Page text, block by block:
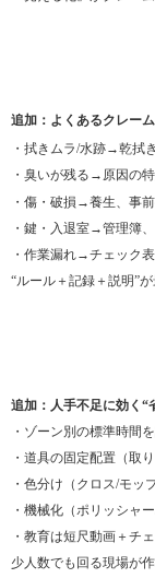
追加：よくあるクレー
・拭きムラ/水跡→乾拭
・臭いが残る→原因の
・傷・破損→養生、事
・鍵・入退室→管理簿
・作業漏れ→チェック
“ルール＋記録＋説明”が
追加：人手不足に効く“
・ゾーン別の標準時間
・道具の固定配置（取
・色分け（クロス/モッ
・機械化（ポリッシャ
・教育は短尺動画＋チ
少人数でも回る現場が作